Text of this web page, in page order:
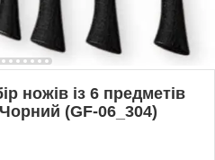
ножів із 6 предметів
(GF-06_304)